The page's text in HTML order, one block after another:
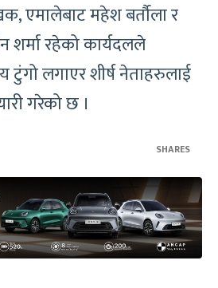
एमालेबाट महेश बर्तौला र
शर्मा रहेको कार्यदलले
टुंगो लगाएर शीर्ष नेताहरुलाई
गरेको छ ।
SHARES